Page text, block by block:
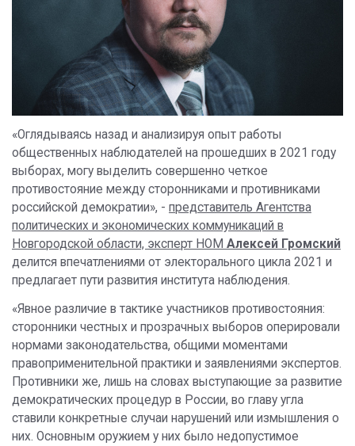
«Оглядываясь назад и анализируя опыт работы
общественных наблюдателей на прошедших в 2021 году
выборах, могу выделить совершенно четкое
противостояние между сторонниками и противниками
российской демократии», - представитель Агентства
политических и экономических коммуникаций в
Новгородской области, эксперт НОМ Алексей Громский
делится впечатлениями от электорального цикла 2021 и
предлагает пути развития института наблюдения.
«Явное различие в тактике участников противостояния:
сторонники честных и прозрачных выборов оперировали
нормами законодательства, общими моментами
правоприменительной практики и заявлениями экспертов.
Противники же, лишь на словах выступающие за развитие
демократических процедур в России, во главу угла
ставили конкретные случаи нарушений или измышления о
них. Основным оружием у них было недопустимое